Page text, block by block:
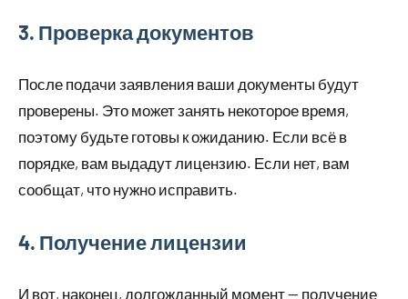
3. Проверка документов
После подачи заявления ваши документы будут
проверены. Это может занять некоторое время,
поэтому будьте готовы к ожиданию. Если всё в
порядке, вам выдадут лицензию. Если нет, вам
сообщат, что нужно исправить.
4. Получение лицензии
И вот, наконец, долгожданный момент — получение